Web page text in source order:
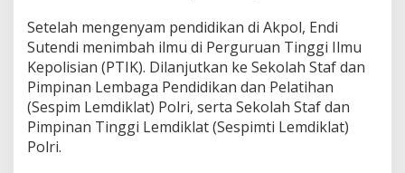
Setelah mengenyam pendidikan di Akpol, Endi
Sutendi menimbah ilmu di Perguruan Tinggi Ilmu
Kepolisian (PTIK). Dilanjutkan ke Sekolah Staf dan
Pimpinan Lembaga Pendidikan dan Pelatihan
(Sespim Lemdiklat) Polri, serta Sekolah Staf dan
Pimpinan Tinggi Lemdiklat (Sespimti Lemdiklat)
Polri.